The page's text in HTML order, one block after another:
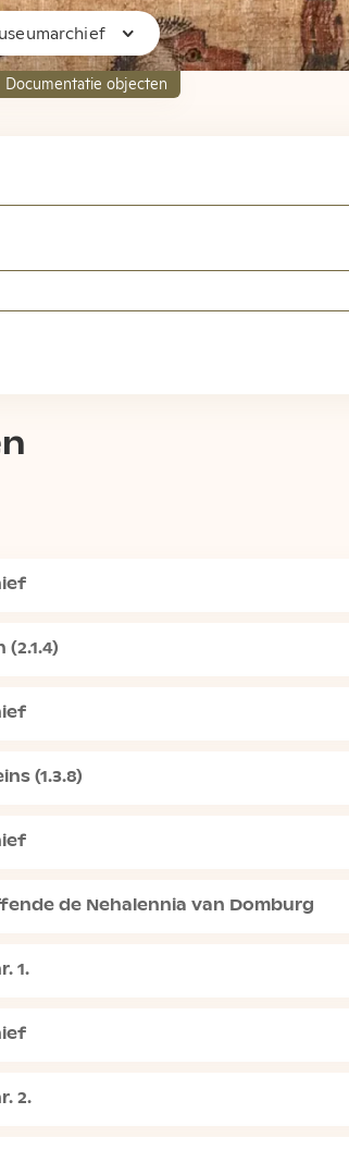
u naast de digitale kopieën van
Documentatie objecten
(1.3.8)
de Nehalennia van Domburg
1.
2.